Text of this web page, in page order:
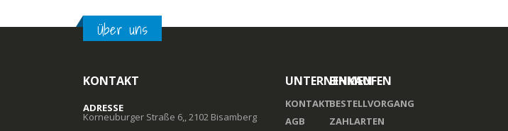
Über uns
KONTAKT
ADRESSE
Korneuburger Straße 6,, 2102 Bisamberg
UNTERNEHMEN
KONTAKT
AGB
EINKAUFEN
BESTELLVORGANG
ZAHLARTEN